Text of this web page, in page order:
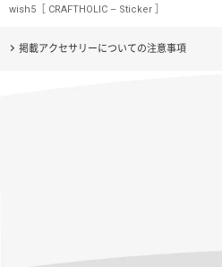
wish5［ CRAFTHOLIC – Sticker ］
掲載アクセサリーについての注意事項